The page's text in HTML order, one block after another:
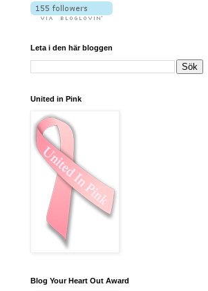
Leta i den här bloggen
United in Pink
Blog Your Heart Out Award